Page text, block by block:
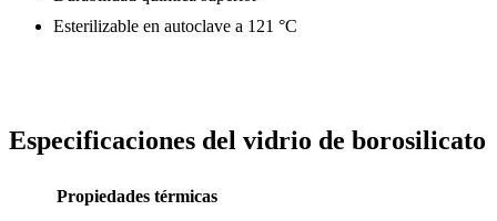
Esterilizable en autoclave a 121 °C
Especificaciones del vidrio de borosilicato
Propiedades térmicas